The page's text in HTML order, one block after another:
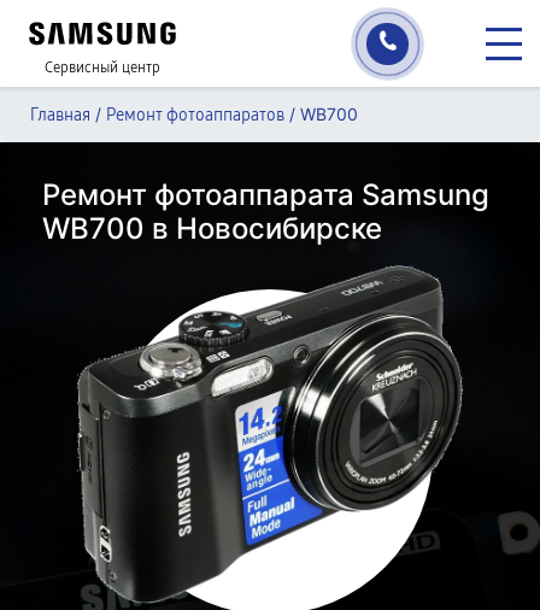
Сервисный центр
Главная / Ремонт фотоаппаратов / WB700
Ремонт фотоаппарата Samsung
WB700 в Новосибирске